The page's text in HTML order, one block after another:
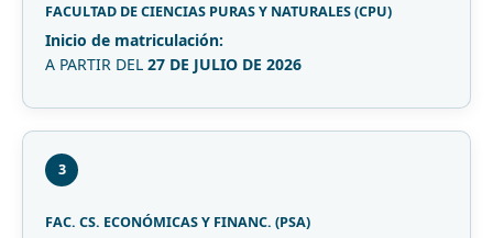
FACULTAD DE CIENCIAS PURAS Y NATURALES (CPU)
Inicio de matriculación:
A PARTIR DEL 27 DE JULIO DE 2026
3
FAC. CS. ECONÓMICAS Y FINANC. (PSA)